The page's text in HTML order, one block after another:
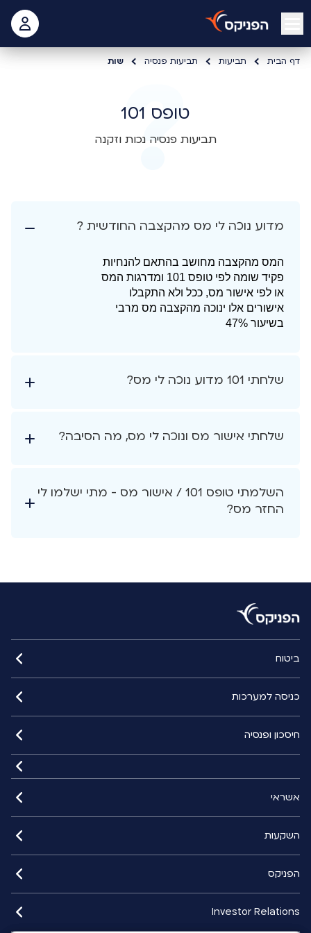
open mobile menu
דף הבית תביעות תביעות פנסיה שות
טופס 101
תביעות פנסיה נכות וזקנה
מדוע נוכה לי מס מהקצבה החודשית ?
המס מהקצבה מחושב בהתאם להנחיות
פקיד שומה לפי טופס 101 ומדרגות המס
או לפי אישור מס, ככל ולא התקבלו
אישורים אלו ינוכה מהקצבה מס מרבי
בשיעור 47%
שלחתי 101 מדוע נוכה לי מס?
שלחתי אישור מס ונוכה לי מס, מה הסיבה?
השלמתי טופס 101 / אישור מס - מתי ישלמו לי
החזר מס?
ביטוח
כניסה למערכות
חיסכון ופנסיה
אשראי
השקעות
הפניקס
Investor Relations